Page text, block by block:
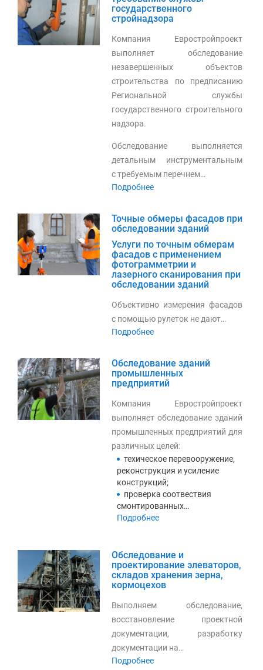
государственного
стройнадзора
Компания Евростройпроект
выполняет обследование
незавершенных объектов
строительства по предписанию
Региональной службы
государственного строительного
надзора.
Обследование выполняется
детальным инструментальным
с требуемым перечнем…
Подробнее
Точные обмеры фасадов при
обследовании зданий
Услуги по точным обмерам
фасадов с применением
фотограмметрии и
лазерного сканирования при
обследовании зданий
Объективно измерения фасадов
с помощью рулеток не дают…
Подробнее
Обследование зданий
промышленных
предприятий
Компания Евростройпроект
выполняет обследование зданий
промышленных предприятий для
различных целей:
техическое перевооружение,
реконструкция и усиление
конструкций;
проверка соотвествия
смонтированных…
Подробнее
Обследование и
проектирование элеваторов,
складов хранения зерна,
кормоцехов
Выполняем обследование,
восстановление проектной
документации, разработку
документации на…
Подробнее